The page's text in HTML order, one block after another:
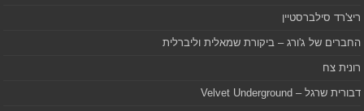
ריצ'רד סילברסטיין
החברים של ג'ורג – ביקורת שמאלית וליברלית
רונית צח
דבורית שרגל – Velvet Underground